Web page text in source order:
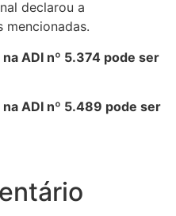
declarou a
mencionadas.
ADI nº 5.374 pode ser
ADI nº 5.489 pode ser